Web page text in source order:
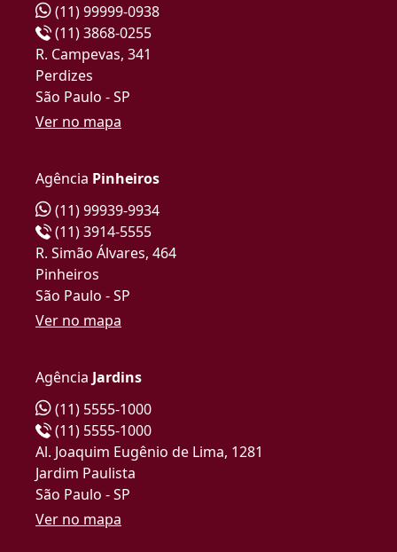
(11) 99999-0938
(11) 3868-0255
R. Campevas, 341
Perdizes
São Paulo - SP
Ver no mapa
Agência Pinheiros
(11) 99939-9934
(11) 3914-5555
R. Simão Álvares, 464
Pinheiros
São Paulo - SP
Ver no mapa
Agência Jardins
(11) 5555-1000
(11) 5555-1000
Al. Joaquim Eugênio de Lima, 1281
Jardim Paulista
São Paulo - SP
Ver no mapa